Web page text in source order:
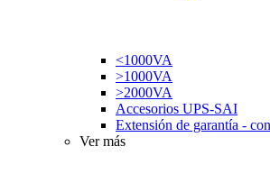
<1000VA
>1000VA
>2000VA
Accesorios UPS-SAI
Extensión de garantía -
Ver más